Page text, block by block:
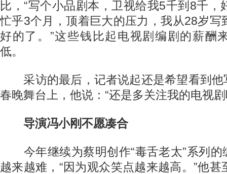
比，“写个小品剧本，卫视给我5千到8千，
忙乎3个月，顶着巨大的压力，我从28岁写
好的了。”这些钱比起电视剧编剧的薪酬
低。
采访的最后，记者说起还是希望看到他
春晚舞台上，他说：“还是多关注我的电视剧
导演冯小刚不愿凑合
今年继续为蔡明创作“毒舌老太”系列的
越来越难，“因为观众笑点越来越高。”他